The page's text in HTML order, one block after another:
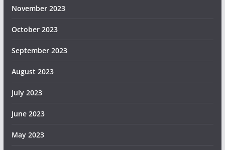
November 2023
October 2023
September 2023
August 2023
July 2023
June 2023
May 2023